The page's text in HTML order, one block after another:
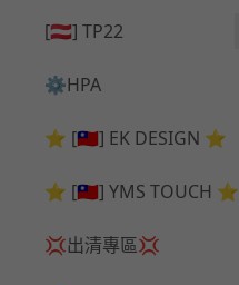
🔄 原廠 ⧸ 零件
🆙 升級 ⧸ 部件
[🇦🇹] TP22
🔄 原廠 ⧸ 零件
🆙 升級 ⧸ 部件
⚙️HPA
⭐ [🇹🇼] EK DESIGN ⭐
⭐ [🇹🇼] YMS TOUCH ⭐
💢出清專區💢